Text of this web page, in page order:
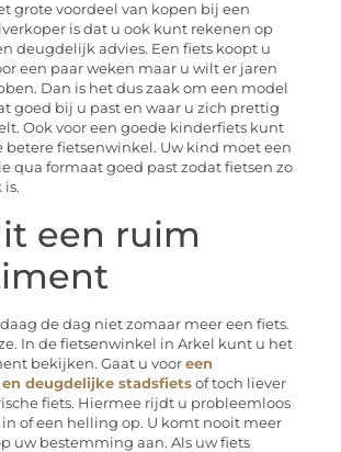
grote voordeel van kopen bij een
is dat u ook kunt rekenen op
deugdelijk advies. Een fiets koopt u
een paar weken maar u wilt er jaren
Dan is het dus zaak om een model
goed bij u past en waar u zich prettig
Ook voor een goede kinderfiets kunt
betere fietsenwinkel. Uw kind moet een
qua formaat goed past zodat fietsen zo
een ruim
de dag niet zomaar meer een fiets.
In de fietsenwinkel in Arkel kunt u het
bekijken. Gaat u voor een
deugdelijke stadsfiets of toch liever
fiets. Hiermee rijdt u probleemloos
of een helling op. U komt nooit meer
uw bestemming aan. Als uw fiets